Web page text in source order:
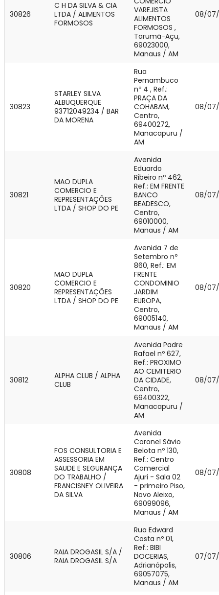
30826
C H DA SILVA & CIA
LTDA / ALIMENTOS
FORMOSOS
VAREJISTA
ALIMENTOS
FORMOSOS ,
Tarumã-Açu,
69023000,
Manaus / AM
08/
30823
STARLEY SILVA
ALBUQUERQUE
93712049234 / BAR
DA MORENA
Rua
Pernambuco
nº 4 , Ref.:
PRAÇA DA
COHABAM,
Centro,
69400272,
Manacapuru /
AM
08/
30821
MAO DUPLA
COMERCIO E
REPRESENTAÇÕES
LTDA / SHOP DO PE
Avenida
Eduardo
Ribeiro nº 462,
Ref.: EM FRENTE
BANCO
BEADESCO,
Centro,
69010000,
Manaus / AM
08/
30820
MAO DUPLA
COMERCIO E
REPRESENTAÇÕES
LTDA / SHOP DO PE
Avenida 7 de
Setembro nº
860, Ref.: EM
FRENTE
CONDOMINIO
JARDIM
EUROPA,
Centro,
69005140,
Manaus / AM
08/
30812
ALPHA CLUB / ALPHA
CLUB
Avenida Padre
Rafael nº 627,
Ref.: PROXIMO
AO CEMITERIO
DA CIDADE,
Centro,
69400322,
Manacapuru /
AM
08/
30808
FOS CONSULTORIA E
ASSESSORIA EM
SAUDE E SEGURANÇA
DO TRABALHO /
FRANCISNEY OLIVEIRA
DA SILVA
Avenida
Coronel Sávio
Belota nº 130,
Ref.: Centro
Comercial
Ajuri - Sala 02
- primeiro Piso,
Novo Aleixo,
69099096,
Manaus / AM
08/
30806
RAIA DROGASIL S/A /
RAIA DROGASIL S/A
Rua Edward
Costa nº 01,
Ref.: BIBI
DOCERIAS,
Adrianópolis,
69057075,
Manaus / AM
07/